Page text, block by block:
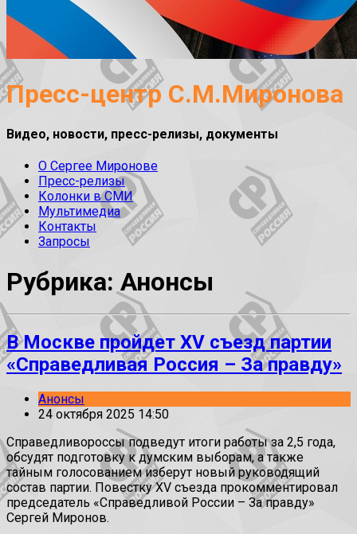
Пресс-центр С.М.Миронова
Видео, новости, пресс-релизы, документы
О Сергее Миронове
Пресс-релизы
Колонки в СМИ
Мультимедиа
Контакты
Запросы
Рубрика: Анонсы
В Москве пройдет XV съезд партии
«Справедливая Россия – За правду»
Анонсы
24 октября 2025 14:50
Справедливороссы подведут итоги работы за 2,5 года,
обсудят подготовку к думским выборам, а также
тайным голосованием изберут новый руководящий
состав партии. Повестку XV съезда прокомментировал
председатель «Справедливой России – За правду»
Сергей Миронов.